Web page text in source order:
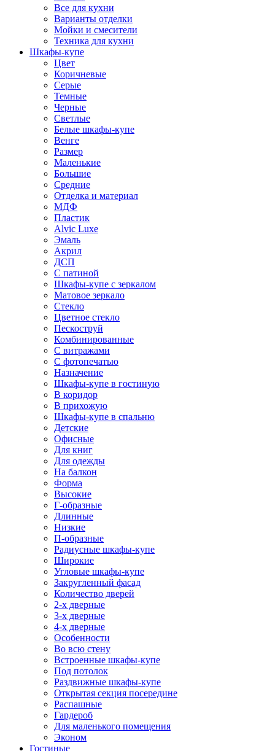
Все для кухни
Варианты отделки
Мойки и смесители
Техника для кухни
Шкафы-купе
Цвет
Коричневые
Серые
Темные
Черные
Светлые
Белые шкафы-купе
Венге
Размер
Маленькие
Большие
Средние
Отделка и материал
МДФ
Пластик
Alvic Luxe
Эмаль
Акрил
ДСП
С патиной
Шкафы-купе с зеркалом
Матовое зеркало
Стекло
Цветное стекло
Пескоструй
Комбинированные
С витражами
С фотопечатью
Назначение
Шкафы-купе в гостиную
В коридор
В прихожую
Шкафы-купе в спальню
Детские
Офисные
Для книг
Для одежды
На балкон
Форма
Высокие
Г-образные
Длинные
Низкие
П-образные
Радиусные шкафы-купе
Широкие
Угловые шкафы-купе
Закругленный фасад
Количество дверей
2-х дверные
3-х дверные
4-х дверные
Особенности
Во всю стену
Встроенные шкафы-купе
Под потолок
Раздвижные шкафы-купе
Открытая секция посередине
Распашные
Гардероб
Для маленького помещения
Эконом
Гостиные